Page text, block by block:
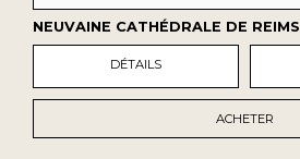
NEUVAINE CATHÉDRALE DE REIMS
DÉTAILS
ACHETER